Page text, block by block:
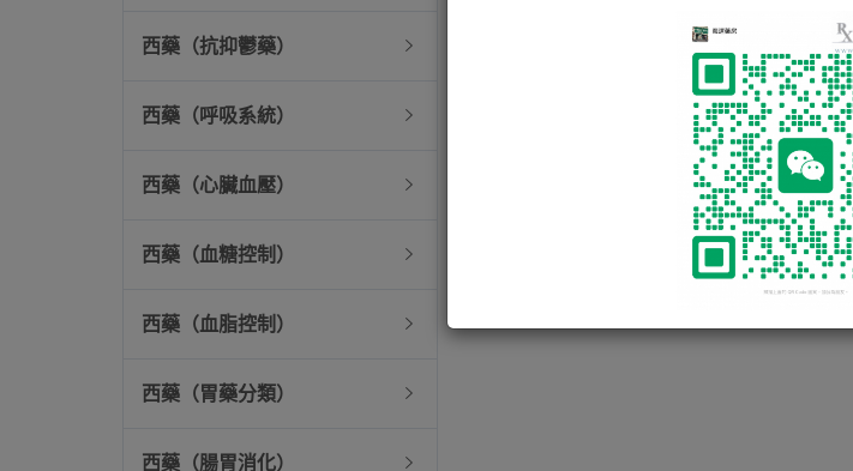
西藥（抗抑鬱藥）
西藥（呼吸系統）
西藥（心臟血壓）
西藥（血糖控制）
西藥（血脂控制）
西藥（胃藥分類）
西藥（腸胃消化）